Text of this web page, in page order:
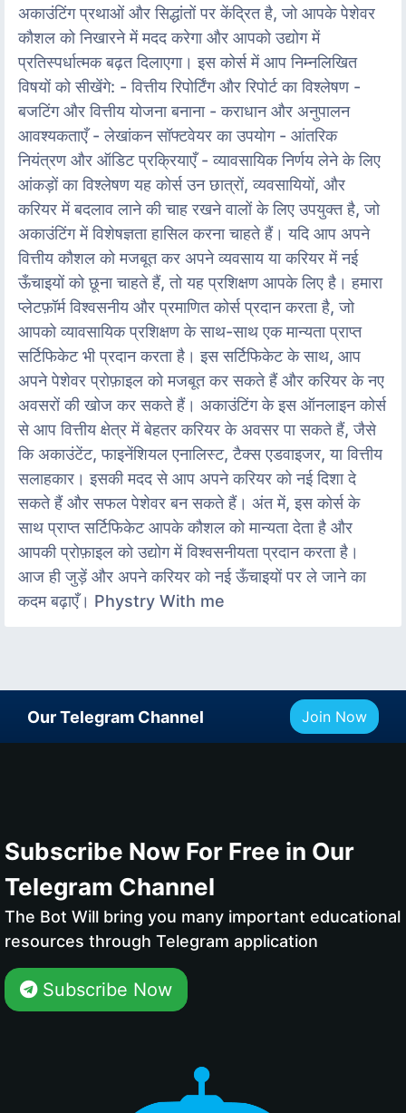
अकाउंटिंग प्रथाओं और सिद्धांतों पर केंद्रित है, जो आपके पेशेवर
कौशल को निखारने में मदद करेगा और आपको उद्योग में
प्रतिस्पर्धात्मक बढ़त दिलाएगा। इस कोर्स में आप निम्नलिखित
विषयों को सीखेंगे: - वित्तीय रिपोर्टिंग और रिपोर्ट का विश्लेषण -
बजटिंग और वित्तीय योजना बनाना - कराधान और अनुपालन
आवश्यकताएँ - लेखांकन सॉफ्टवेयर का उपयोग - आंतरिक
नियंत्रण और ऑडिट प्रक्रियाएँ - व्यावसायिक निर्णय लेने के लिए
आंकड़ों का विश्लेषण यह कोर्स उन छात्रों, व्यवसायियों, और
करियर में बदलाव लाने की चाह रखने वालों के लिए उपयुक्त है, जो
अकाउंटिंग में विशेषज्ञता हासिल करना चाहते हैं। यदि आप अपने
वित्तीय कौशल को मजबूत कर अपने व्यवसाय या करियर में नई
ऊँचाइयों को छूना चाहते हैं, तो यह प्रशिक्षण आपके लिए है। हमारा
प्लेटफ़ॉर्म विश्वसनीय और प्रमाणित कोर्स प्रदान करता है, जो
आपको व्यावसायिक प्रशिक्षण के साथ-साथ एक मान्यता प्राप्त
सर्टिफिकेट भी प्रदान करता है। इस सर्टिफिकेट के साथ, आप
अपने पेशेवर प्रोफ़ाइल को मजबूत कर सकते हैं और करियर के नए
अवसरों की खोज कर सकते हैं। अकाउंटिंग के इस ऑनलाइन कोर्स
से आप वित्तीय क्षेत्र में बेहतर करियर के अवसर पा सकते हैं, जैसे
कि अकाउंटेंट, फाइनेंशियल एनालिस्ट, टैक्स एडवाइजर, या वित्तीय
सलाहकार। इसकी मदद से आप अपने करियर को नई दिशा दे
सकते हैं और सफल पेशेवर बन सकते हैं। अंत में, इस कोर्स के
साथ प्राप्त सर्टिफिकेट आपके कौशल को मान्यता देता है और
आपकी प्रोफ़ाइल को उद्योग में विश्वसनीयता प्रदान करता है।
आज ही जुड़ें और अपने करियर को नई ऊँचाइयों पर ले जाने का
कदम बढ़ाएँ। Phystry With me
Our Telegram Channel Join Now
Subscribe Now For Free in Our
Telegram Channel
The Bot Will bring you many important educational
resources through Telegram application
Subscribe Now